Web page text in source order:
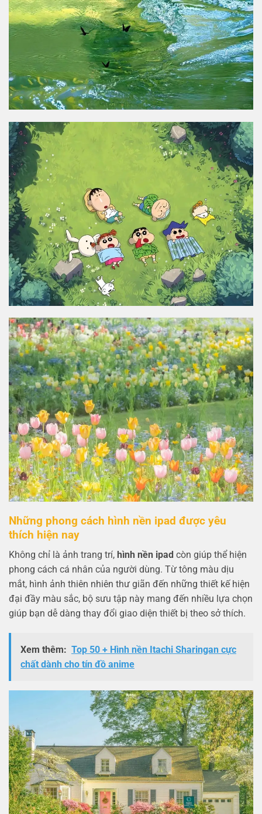
Những phong cách hình nền ipad được yêu
thích hiện nay
Không chỉ là ảnh trang trí, hình nền ipad còn giúp thể hiện
phong cách cá nhân của người dùng. Từ tông màu dịu
mắt, hình ảnh thiên nhiên thư giãn đến những thiết kế hiện
đại đầy màu sắc, bộ sưu tập này mang đến nhiều lựa chọn
giúp bạn dễ dàng thay đổi giao diện thiết bị theo sở thích.
Xem thêm: Top 50 + Hình nền Itachi Sharingan cực
chất dành cho tín đồ anime